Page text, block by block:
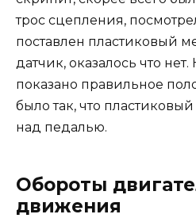
трос сцепления,
поставлен пластиковый
датчик, оказалось что
показано правильное
было так, что
над педалью.
Обороты
движения